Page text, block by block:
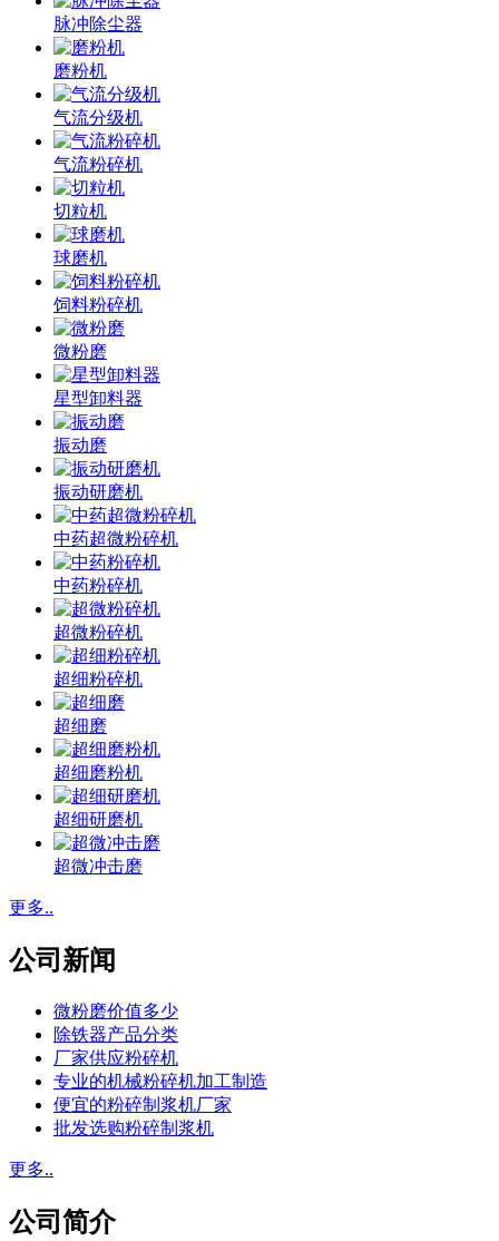
脉冲除尘器
磨粉机
气流分级机
气流粉碎机
切粒机
球磨机
饲料粉碎机
微粉磨
星型卸料器
振动磨
振动研磨机
中药超微粉碎机
中药粉碎机
超微粉碎机
超细粉碎机
超细磨
超细磨粉机
超细研磨机
超微冲击磨
更多..
公司新闻
微粉磨价值多少
除铁器产品分类
厂家供应粉碎机
专业的机械粉碎机加工制造
便宜的粉碎制浆机厂家
批发选购粉碎制浆机
更多..
公司简介